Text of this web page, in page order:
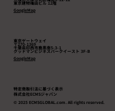
東京建物梅田ビル 12階
GoogleMap
東京ゲートウェイ
〒270-1369
千葉県印西市鹿黒南5-3-1
​グッドマンビジネスパークイースト 3F-B
GoogleMap
特定商取引法に基づく表示
株式会社ECMSジャパン
© 2025 ECMSGLOBAL.com. All rights reserved.